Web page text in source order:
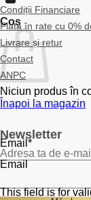
Coș
Niciun produs în
Înapoi la magazin
Condiții Financiare
Plata în rate cu 0%
Livrare și retur
Contact
ANPC
Newsletter
Email *
Email
This field is for